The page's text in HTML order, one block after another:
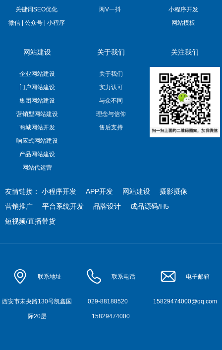
关键词SEO优化
两V一抖
微信 | 公众号 | 小程序
小程序开发
网站模板
网站建设
企业网站建设
门户网站建设
集团网站建设
营销型网站建设
商城网站开发
响应式网站建设
产品网站建设
网站代运营
关于我们
关于我们
实力认可
与众不同
理念与信仰
售后支持
关注我们
友情链接： 小程序开发 APP开发 网站建设
摄影摄像
营销推广
平台系统开发 品牌设计
成品源码/H5
短视频/直播带货
联系地址
西安市未央路130号凯鑫国
际20层
联系电话
029-88188520
15829474000
电子邮箱
15829474000@qq.com